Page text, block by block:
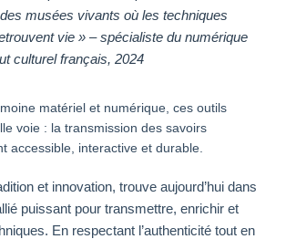
musées vivants où les techniques
vie » – spécialiste du numérique
culturel français, 2024
matériel et numérique, ces outils
voie : la transmission des savoirs
accessible, interactive et durable.
et innovation, trouve aujourd’hui dans
puissant pour transmettre, enrichir et
En respectant l’authenticité tout en